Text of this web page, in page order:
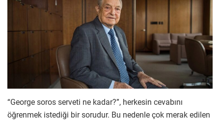
“George soros serveti ne kadar?”, herkesin cevabını
öğrenmek istediği bir sorudur. Bu nedenle çok merak edilen